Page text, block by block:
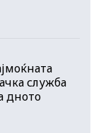
служба
дното